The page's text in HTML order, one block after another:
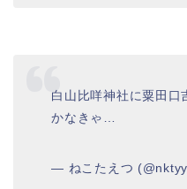
白山比咩神社に粟田
かなきゃ…
— ねこたえつ